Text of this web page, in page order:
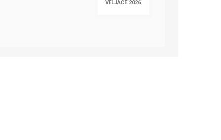
VELJAČE 2026.